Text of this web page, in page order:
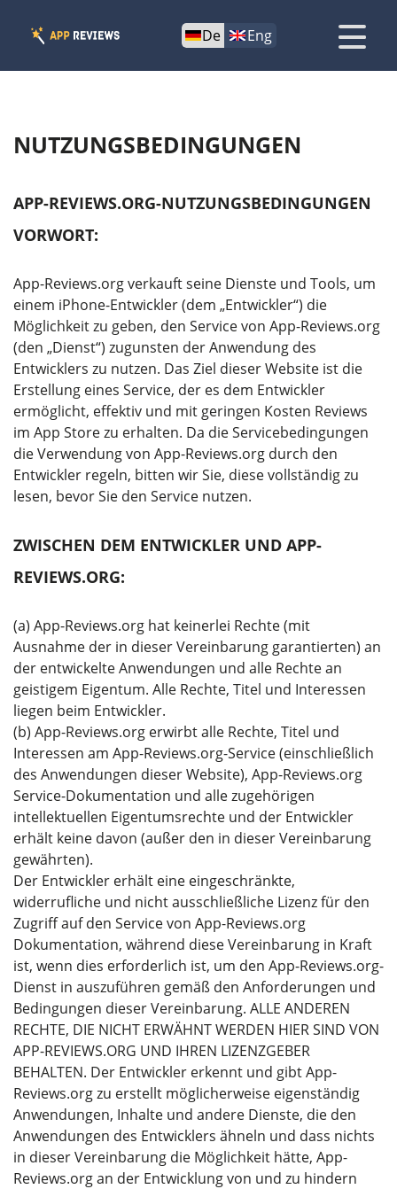
De Eng
NUTZUNGSBEDINGUNGEN
APP-REVIEWS.ORG-NUTZUNGSBEDINGUNGEN
VORWORT:
App-Reviews.org verkauft seine Dienste und Tools, um
einem iPhone-Entwickler (dem „Entwickler“) die
Möglichkeit zu geben, den Service von App-Reviews.org
(den „Dienst“) zugunsten der Anwendung des
Entwicklers zu nutzen. Das Ziel dieser Website ist die
Erstellung eines Service, der es dem Entwickler
ermöglicht, effektiv und mit geringen Kosten Reviews
im App Store zu erhalten. Da die Servicebedingungen
die Verwendung von App-Reviews.org durch den
Entwickler regeln, bitten wir Sie, diese vollständig zu
lesen, bevor Sie den Service nutzen.
ZWISCHEN DEM ENTWICKLER UND APP-
REVIEWS.ORG:
(a) App-Reviews.org hat keinerlei Rechte (mit
Ausnahme der in dieser Vereinbarung garantierten) an
der entwickelte Anwendungen und alle Rechte an
geistigem Eigentum. Alle Rechte, Titel und Interessen
liegen beim Entwickler.
(b) App-Reviews.org erwirbt alle Rechte, Titel und
Interessen am App-Reviews.org-Service (einschließlich
des Anwendungen dieser Website), App-Reviews.org
Service-Dokumentation und alle zugehörigen
intellektuellen Eigentumsrechte und der Entwickler
erhält keine davon (außer den in dieser Vereinbarung
gewährten).
Der Entwickler erhält eine eingeschränkte,
widerrufliche und nicht ausschließliche Lizenz für den
Zugriff auf den Service von App-Reviews.org
Dokumentation, während diese Vereinbarung in Kraft
ist, wenn dies erforderlich ist, um den App-Reviews.org-
Dienst in auszuführen gemäß den Anforderungen und
Bedingungen dieser Vereinbarung. ALLE ANDEREN
RECHTE, DIE NICHT ERWÄHNT WERDEN HIER SIND VON
APP-REVIEWS.ORG UND IHREN LIZENZGEBER
BEHALTEN. Der Entwickler erkennt und gibt App-
Reviews.org zu erstellt möglicherweise eigenständig
Anwendungen, Inhalte und andere Dienste, die den
Anwendungen des Entwicklers ähneln und dass nichts
in dieser Vereinbarung die Möglichkeit hätte, App-
Reviews.org an der Entwicklung von und zu hindern